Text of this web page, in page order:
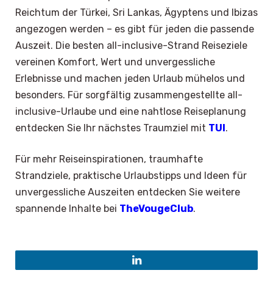
Reichtum der Türkei, Sri Lankas, Ägyptens und Ibizas
angezogen werden – es gibt für jeden die passende
Auszeit. Die besten all-inclusive-Strand Reiseziele
vereinen Komfort, Wert und unvergessliche
Erlebnisse und machen jeden Urlaub mühelos und
besonders. Für sorgfältig zusammengestellte all-
inclusive-Urlaube und eine nahtlose Reiseplanung
entdecken Sie Ihr nächstes Traumziel mit TUI.
Für mehr Reiseinspirationen, traumhafte
Strandziele, praktische Urlaubstipps und Ideen für
unvergessliche Auszeiten entdecken Sie weitere
spannende Inhalte bei TheVougeClub.
LinkedIn